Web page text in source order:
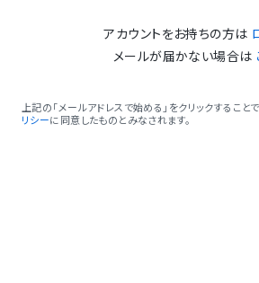
アカウントをお持ちの方は
メールが届かない場合は
上記の「メールアドレスで始める」をクリックすることで
リシーに同意したものとみなされます。